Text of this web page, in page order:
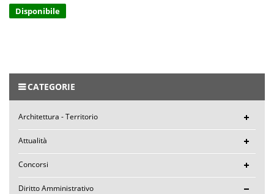
Disponibile
CATEGORIE
Architettura - Territorio
Attualità
Concorsi
Diritto Amministrativo